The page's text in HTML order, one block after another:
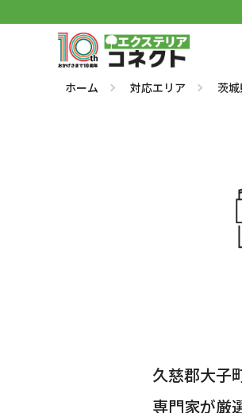
ホーム 対応エリア 茨
久慈郡大子
専門家が厳